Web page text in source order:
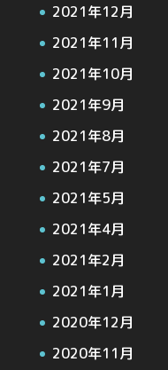
2021年12月
2021年11月
2021年10月
2021年9月
2021年8月
2021年7月
2021年5月
2021年4月
2021年2月
2021年1月
2020年12月
2020年11月